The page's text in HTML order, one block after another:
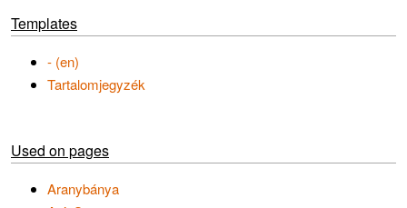
Templates
- (en)
Tartalomjegyzék
Used on pages
Aranybánya